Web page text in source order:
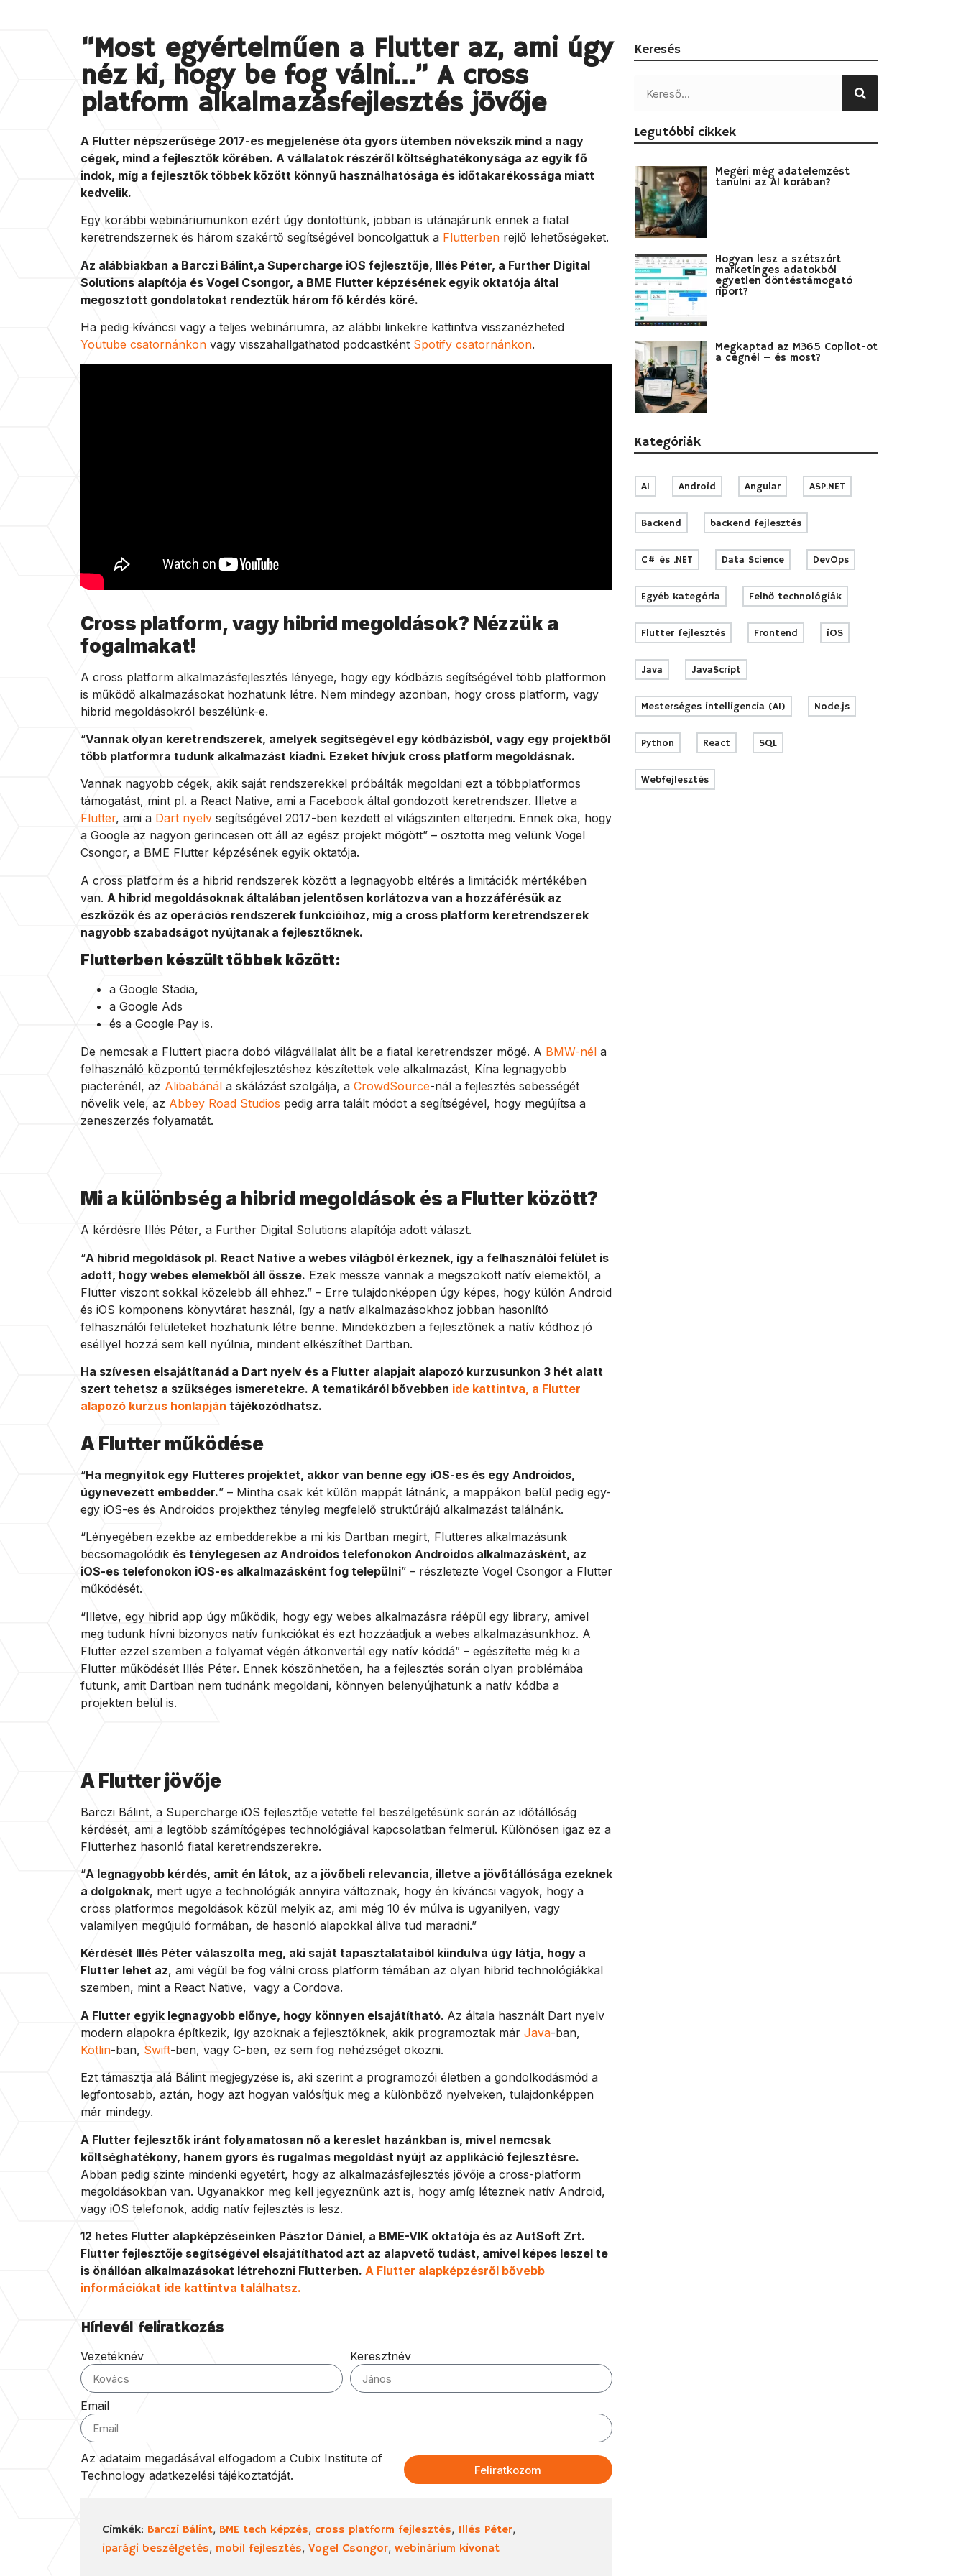
“Most egyértelműen a Flutter az, ami úgy
néz ki, hogy be fog válni…” A cross
platform alkalmazásfejlesztés jövője
A Flutter népszerűsége 2017-es megjelenése óta gyors ütemben növekszik mind a nagy
cégek, mind a fejlesztők körében. A vállalatok részéről költséghatékonysága az egyik fő
indok, míg a fejlesztők többek között könnyű használhatósága és időtakarékossága miatt
kedvelik.
Egy korábbi webináriumunkon ezért úgy döntöttünk, jobban is utánajárunk ennek a fiatal
keretrendszernek és három szakértő segítségével boncolgattuk a Flutterben rejlő lehetőségeket.
Az alábbiakban a Barczi Bálint,a Supercharge iOS fejlesztője, Illés Péter, a Further Digital
Solutions alapítója és Vogel Csongor, a BME Flutter képzésének egyik oktatója által
megosztott gondolatokat rendeztük három fő kérdés köré.
Ha pedig kíváncsi vagy a teljes webináriumra, az alábbi linkekre kattintva visszanézheted
Youtube csatornánkon vagy visszahallgathatod podcastként Spotify csatornánkon.
Cross platform, vagy hibrid megoldások? Nézzük a
fogalmakat!
A cross platform alkalmazásfejlesztés lényege, hogy egy kódbázis segítségével több platformon
is működő alkalmazásokat hozhatunk létre. Nem mindegy azonban, hogy cross platform, vagy
hibrid megoldásokról beszélünk-e.
“Vannak olyan keretrendszerek, amelyek segítségével egy kódbázisból, vagy egy projektből
több platformra tudunk alkalmazást kiadni. Ezeket hívjuk cross platform megoldásnak.
Vannak nagyobb cégek, akik saját rendszerekkel próbálták megoldani ezt a többplatformos
támogatást, mint pl. a React Native, ami a Facebook által gondozott keretrendszer. Illetve a
Flutter, ami a Dart nyelv segítségével 2017-ben kezdett el világszinten elterjedni. Ennek oka, hogy
a Google az nagyon gerincesen ott áll az egész projekt mögött” – osztotta meg velünk Vogel
Csongor, a BME Flutter képzésének egyik oktatója.
A cross platform és a hibrid rendszerek között a legnagyobb eltérés a limitációk mértékében
van. A hibrid megoldásoknak általában jelentősen korlátozva van a hozzáférésük az
eszközök és az operációs rendszerek funkcióihoz, míg a cross platform keretrendszerek
nagyobb szabadságot nyújtanak a fejlesztőknek.
Flutterben készült többek között:
a Google Stadia,
a Google Ads
és a Google Pay is.
De nemcsak a Fluttert piacra dobó világvállalat állt be a fiatal keretrendszer mögé. A BMW-nél a
felhasználó központú termékfejlesztéshez készítettek vele alkalmazást, Kína legnagyobb
piacterénél, az Alibabánál a skálázást szolgálja, a CrowdSource-nál a fejlesztés sebességét
növelik vele, az Abbey Road Studios pedig arra talált módot a segítségével, hogy megújítsa a
zeneszerzés folyamatát.
Mi a különbség a hibrid megoldások és a Flutter között?
A kérdésre Illés Péter, a Further Digital Solutions alapítója adott választ.
“A hibrid megoldások pl. React Native a webes világból érkeznek, így a felhasználói felület is
adott, hogy webes elemekből áll össze. Ezek messze vannak a megszokott natív elemektől, a
Flutter viszont sokkal közelebb áll ehhez.” – Erre tulajdonképpen úgy képes, hogy külön Android
és iOS komponens könyvtárat használ, így a natív alkalmazásokhoz jobban hasonlító
felhasználói felületeket hozhatunk létre benne. Mindeközben a fejlesztőnek a natív kódhoz jó
eséllyel hozzá sem kell nyúlnia, mindent elkészíthet Dartban.
Ha szívesen elsajátítanád a Dart nyelv és a Flutter alapjait alapozó kurzusunkon 3 hét alatt
szert tehetsz a szükséges ismeretekre. A tematikáról bővebben ide kattintva, a Flutter
alapozó kurzus honlapján tájékozódhatsz.
A Flutter működése
“Ha megnyitok egy Flutteres projektet, akkor van benne egy iOS-es és egy Androidos,
úgynevezett embedder.” – Mintha csak két külön mappát látnánk, a mappákon belül pedig egy-
egy iOS-es és Androidos projekthez tényleg megfelelő struktúrájú alkalmazást találnánk.
“Lényegében ezekbe az embedderekbe a mi kis Dartban megírt, Flutteres alkalmazásunk
becsomagolódik és ténylegesen az Androidos telefonokon Androidos alkalmazásként, az
iOS-es telefonokon iOS-es alkalmazásként fog települni” – részletezte Vogel Csongor a Flutter
működését.
“Illetve, egy hibrid app úgy működik, hogy egy webes alkalmazásra ráépül egy library, amivel
meg tudunk hívni bizonyos natív funkciókat és ezt hozzáadjuk a webes alkalmazásunkhoz. A
Flutter ezzel szemben a folyamat végén átkonvertál egy natív kóddá” – egészítette még ki a
Flutter működését Illés Péter. Ennek köszönhetően, ha a fejlesztés során olyan problémába
futunk, amit Dartban nem tudnánk megoldani, könnyen belenyújhatunk a natív kódba a
projekten belül is.
A Flutter jövője
Barczi Bálint, a Supercharge iOS fejlesztője vetette fel beszélgetésünk során az időtállóság
kérdését, ami a legtöbb számítógépes technológiával kapcsolatban felmerül. Különösen igaz ez a
Flutterhez hasonló fiatal keretrendszerekre.
“A legnagyobb kérdés, amit én látok, az a jövőbeli relevancia, illetve a jövőtállósága ezeknek
a dolgoknak, mert ugye a technológiák annyira változnak, hogy én kíváncsi vagyok, hogy a
cross platformos megoldások közül melyik az, ami még 10 év múlva is ugyanilyen, vagy
valamilyen megújuló formában, de hasonló alapokkal állva tud maradni.”
Kérdését Illés Péter válaszolta meg, aki saját tapasztalataiból kiindulva úgy látja, hogy a
Flutter lehet az, ami végül be fog válni cross platform témában az olyan hibrid technológiákkal
szemben, mint a React Native, vagy a Cordova.
A Flutter egyik legnagyobb előnye, hogy könnyen elsajátítható. Az általa használt Dart nyelv
modern alapokra építkezik, így azoknak a fejlesztőknek, akik programoztak már Java-ban,
Kotlin-ban, Swift-ben, vagy C-ben, ez sem fog nehézséget okozni.
Ezt támasztja alá Bálint megjegyzése is, aki szerint a programozói életben a gondolkodásmód a
legfontosabb, aztán, hogy azt hogyan valósítjuk meg a különböző nyelveken, tulajdonképpen
már mindegy.
A Flutter fejlesztők iránt folyamatosan nő a kereslet hazánkban is, mivel nemcsak
költséghatékony, hanem gyors és rugalmas megoldást nyújt az applikáció fejlesztésre.
Abban pedig szinte mindenki egyetért, hogy az alkalmazásfejlesztés jövője a cross-platform
megoldásokban van. Ugyanakkor meg kell jegyeznünk azt is, hogy amíg léteznek natív Android,
vagy iOS telefonok, addig natív fejlesztés is lesz.
12 hetes Flutter alapképzéseinken Pásztor Dániel, a BME-VIK oktatója és az AutSoft Zrt.
Flutter fejlesztője segítségével elsajátíthatod azt az alapvető tudást, amivel képes leszel te
is önállóan alkalmazásokat létrehozni Flutterben. A Flutter alapképzésről bővebb
információkat ide kattintva találhatsz.
Hírlevél feliratkozás
Vezetéknév Keresztnév
Email
Az adataim megadásával elfogadom a Cubix Institute of
Technology adatkezelési tájékoztatóját.
Feliratkozom
Cimkék: Barczi Bálint, BME tech képzés, cross platform fejlesztés, Illés Péter,
iparági beszélgetés, mobil fejlesztés, Vogel Csongor, webinárium kivonat
Keresés
Legutóbbi cikkek
Megéri még adatelemzést
tanulni az AI korában?
Hogyan lesz a szétszórt
marketinges adatokból
egyetlen döntéstámogató
riport?
Megkaptad az M365 Copilot-ot
a cégnél – és most?
Kategóriák
AI Android Angular ASP.NET
Backend backend fejlesztés
C# és .NET Data Science DevOps
Egyéb kategória Felhő technológiák
Flutter fejlesztés Frontend iOS
Java JavaScript
Mesterséges intelligencia (AI) Node.js
Python React SQL
Webfejlesztés